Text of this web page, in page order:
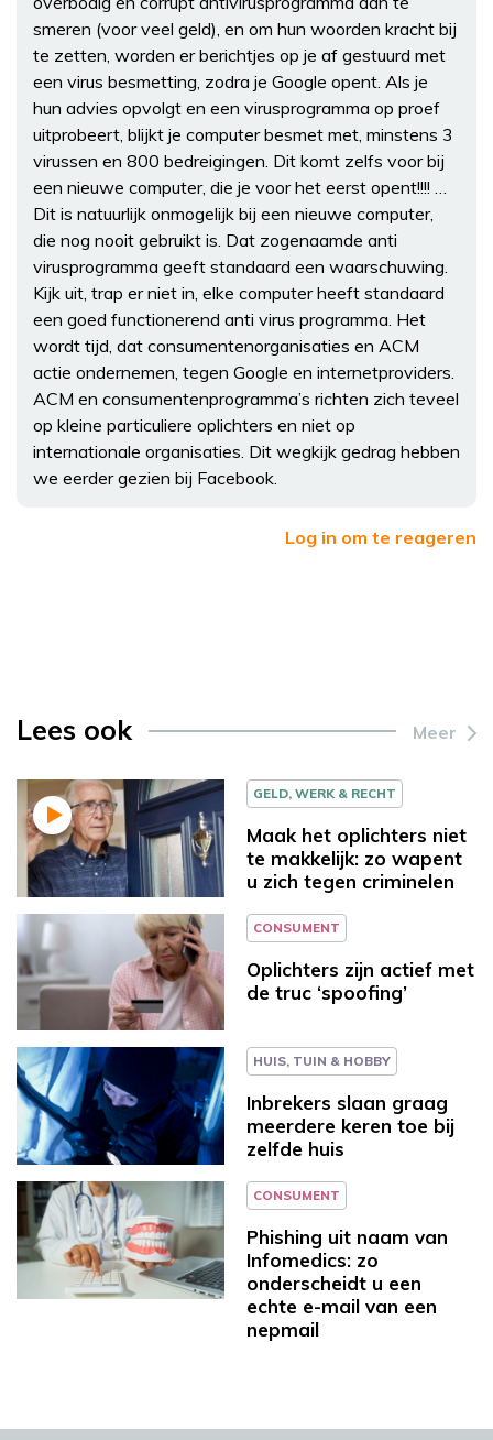
smeren (voor veel geld), en om hun woorden kracht bij
te zetten, worden er berichtjes op je af gestuurd met
een virus besmetting, zodra je Google opent. Als je
hun advies opvolgt en een virusprogramma op proef
uitprobeert, blijkt je computer besmet met, minstens 3
virussen en 800 bedreigingen. Dit komt zelfs voor bij
een nieuwe computer, die je voor het eerst opent!!!! …
Dit is natuurlijk onmogelijk bij een nieuwe computer,
die nog nooit gebruikt is. Dat zogenaamde anti
virusprogramma geeft standaard een waarschuwing.
Kijk uit, trap er niet in, elke computer heeft standaard
een goed functionerend anti virus programma. Het
wordt tijd, dat consumentenorganisaties en ACM
actie ondernemen, tegen Google en internetproviders.
ACM en consumentenprogramma’s richten zich teveel
op kleine particuliere oplichters en niet op
internationale organisaties. Dit wegkijk gedrag hebben
we eerder gezien bij Facebook.
Log in om te reageren
Lees ook Meer
GELD, WERK & RECHT
Maak het oplichters niet
te makkelijk: zo wapent
u zich tegen criminelen
CONSUMENT
Oplichters zijn actief met
de truc ‘spoofing’
HUIS, TUIN & HOBBY
Inbrekers slaan graag
meerdere keren toe bij
zelfde huis
CONSUMENT
Phishing uit naam van
Infomedics: zo
onderscheidt u een
echte e-mail van een
nepmail